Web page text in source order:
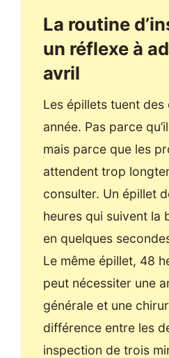
La routine
un réflexe à
avril
Les épillets tuent des
année. Pas parce
mais parce que les
attendent trop
consulter. Un épillet
heures qui suivent la
en quelques
Le même épillet, 48
peut nécessiter une
générale et une
différence entre les
inspection de trois